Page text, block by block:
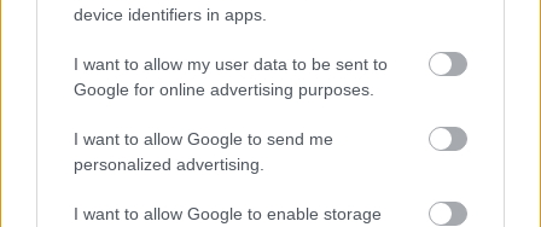
device identifiers in apps.
I want to allow my user data to be sent to
Google for online advertising purposes.
I want to allow Google to send me
personalized advertising.
I want to allow Google to enable storage